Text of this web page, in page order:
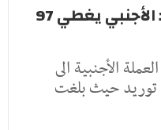
احتياطي تونس من النقد الأجنبي يغطي 97
الأجنبية الى
6 اوت 97 يوم توريد حيث بلغت